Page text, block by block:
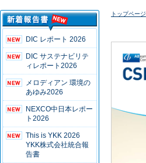
DIC レポート 2026
DIC サステナビリテ
ィレポート2026
メロディアン 環境の
あゆみ2026
NEXCO中日本レポー
ト2026
This is YKK 2026
YKK株式会社統合報
告書
トップページ